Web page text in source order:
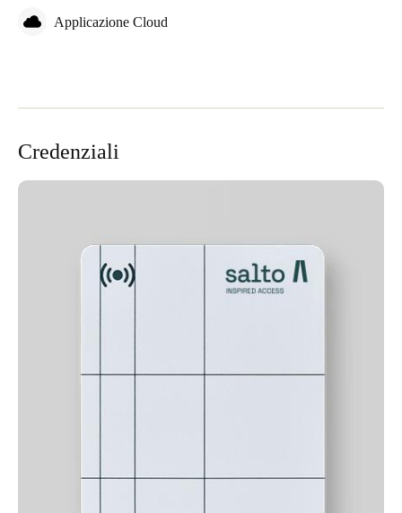
Applicazione Cloud
Credenziali